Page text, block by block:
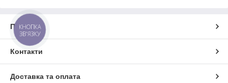
Про нас
Контакти
Доставка та оплата
КНОПКА
ЗВ'ЯЗКУ